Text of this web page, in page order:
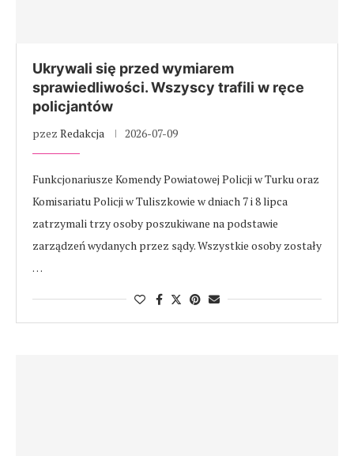
Ukrywali się przed wymiarem
sprawiedliwości. Wszyscy trafili w ręce
policjantów
pzez Redakcja 2026-07-09
Funkcjonariusze Komendy Powiatowej Policji w Turku oraz
Komisariatu Policji w Tuliszkowie w dniach 7 i 8 lipca
zatrzymali trzy osoby poszukiwane na podstawie
zarządzeń wydanych przez sądy. Wszystkie osoby zostały
…